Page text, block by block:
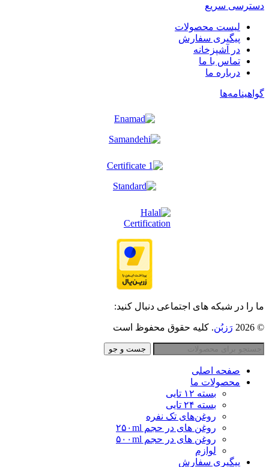
دسترسی سریع
لیست محصولات
پیگیری سفارش
در آشپزخانه
تماس با ما
درباره ما
گواهینامه‌ها
ما را در شبکه های اجتماعی دنبال کنید:
© 2026 رَزبُن. کلیه حقوق محفوظ است
جست و جو
صفحه اصلی
محصولات ما
بسته ۱۲ تایی
بسته ۲۴ تایی
روغن‌های تک نفره
روغن های در حجم ٢۵٠ml
روغن های در حجم ۵٠٠ml
لوازم
پیگیری سفارش